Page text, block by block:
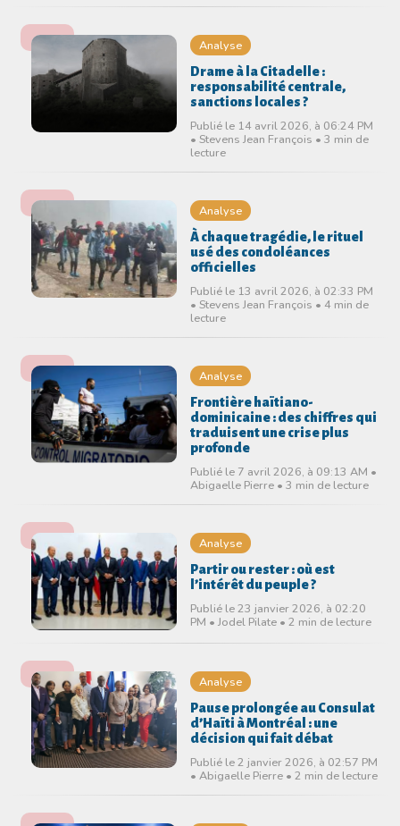
Analyse
Drame à la Citadelle :
responsabilité centrale,
sanctions locales ?
Publié le 14 avril 2026, à 06:24 PM
• Stevens Jean François • 3 min de
lecture
Analyse
À chaque tragédie, le rituel
usé des condoléances
officielles
Publié le 13 avril 2026, à 02:33 PM
• Stevens Jean François • 4 min de
lecture
Analyse
Frontière haïtiano-
dominicaine : des chiffres qui
traduisent une crise plus
profonde
Publié le 7 avril 2026, à 09:13 AM •
Abigaelle Pierre • 3 min de lecture
Analyse
Partir ou rester : où est
l’intérêt du peuple ?
Publié le 23 janvier 2026, à 02:20
PM • Jodel Pilate • 2 min de lecture
Analyse
Pause prolongée au Consulat
d’Haïti à Montréal : une
décision qui fait débat
Publié le 2 janvier 2026, à 02:57 PM
• Abigaelle Pierre • 2 min de lecture